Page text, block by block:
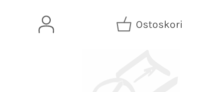
Ostoskori